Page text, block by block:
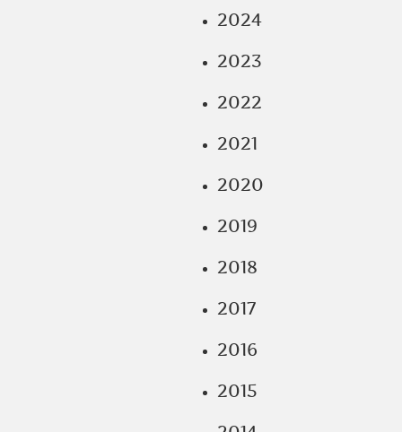
2024
2023
2022
2021
2020
2019
2018
2017
2016
2015